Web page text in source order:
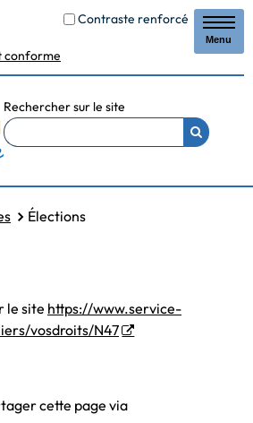
conforme
Contraste renforcé
Rechercher sur le site
Menu
Élections
le site https://www.service-
vosdroits/N47
cette page via